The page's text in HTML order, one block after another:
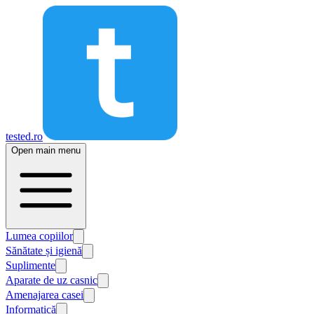
tested.ro
Open main menu
Lumea copiilor
Sănătate și igienă
Suplimente
Aparate de uz casnic
Amenajarea casei
Informatică